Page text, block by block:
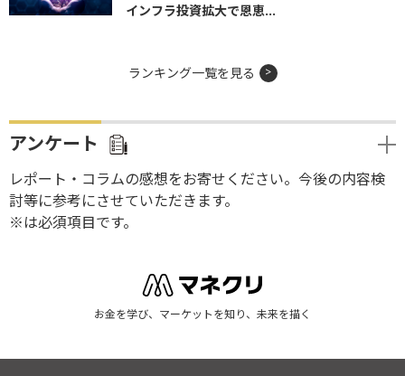
インフラ投資拡大で恩恵...
ランキング一覧を見る
アンケート
レポート・コラムの感想をお寄せください。今後の内容検
討等に参考にさせていただきます。
※は必須項目です。
お金を学び、マーケットを知り、未来を描く